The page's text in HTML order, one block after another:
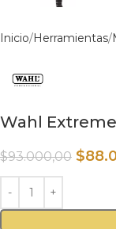
Inicio Herramientas
Wahl
$93.000,00 $